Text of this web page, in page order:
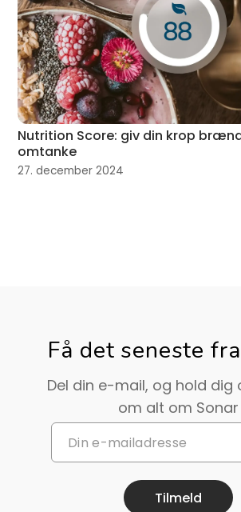
Nutrition Score: giv din krop
omtanke
27. december 2024
Få det seneste
Del din e-mail, og hold dig
om alt om Sonar
Tilmeld